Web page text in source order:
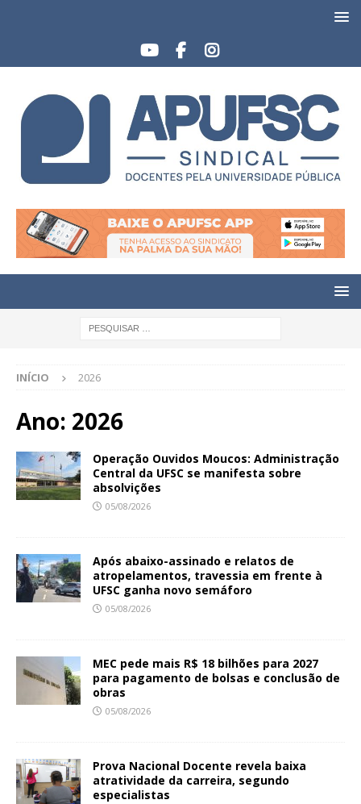
INÍCIO 2026
Ano: 2026
Operação Ouvidos Moucos: Administração
Central da UFSC se manifesta sobre
absolvições
05/08/2026
Após abaixo-assinado e relatos de
atropelamentos, travessia em frente à
UFSC ganha novo semáforo
05/08/2026
MEC pede mais R$ 18 bilhões para 2027
para pagamento de bolsas e conclusão de
obras
05/08/2026
Prova Nacional Docente revela baixa
atratividade da carreira, segundo
especialistas